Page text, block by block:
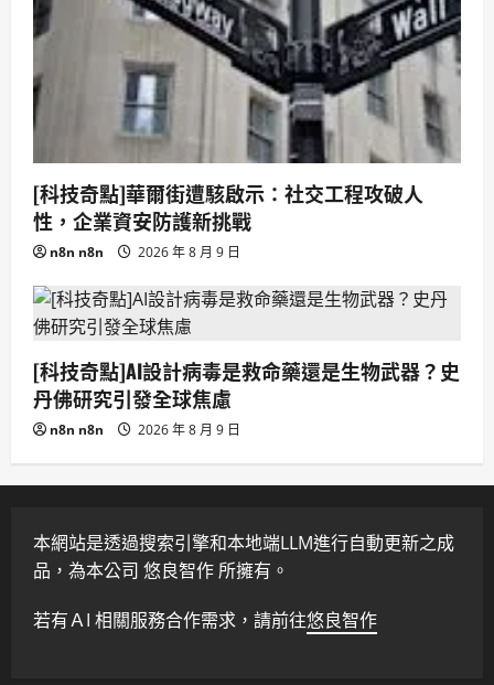
[科技奇點]華爾街遭駭啟示：社交工程攻破人
性，企業資安防護新挑戰
n8n n8n 2026 年 8 月 9 日
[科技奇點]AI設計病毒是救命藥還是生物武器？史
丹佛研究引發全球焦慮
n8n n8n 2026 年 8 月 9 日
本網站是透過搜索引擎和本地端LLM進行自動更新之成
品，為本公司 悠良智作 所擁有。
若有ＡI 相關服務合作需求，請前往悠良智作